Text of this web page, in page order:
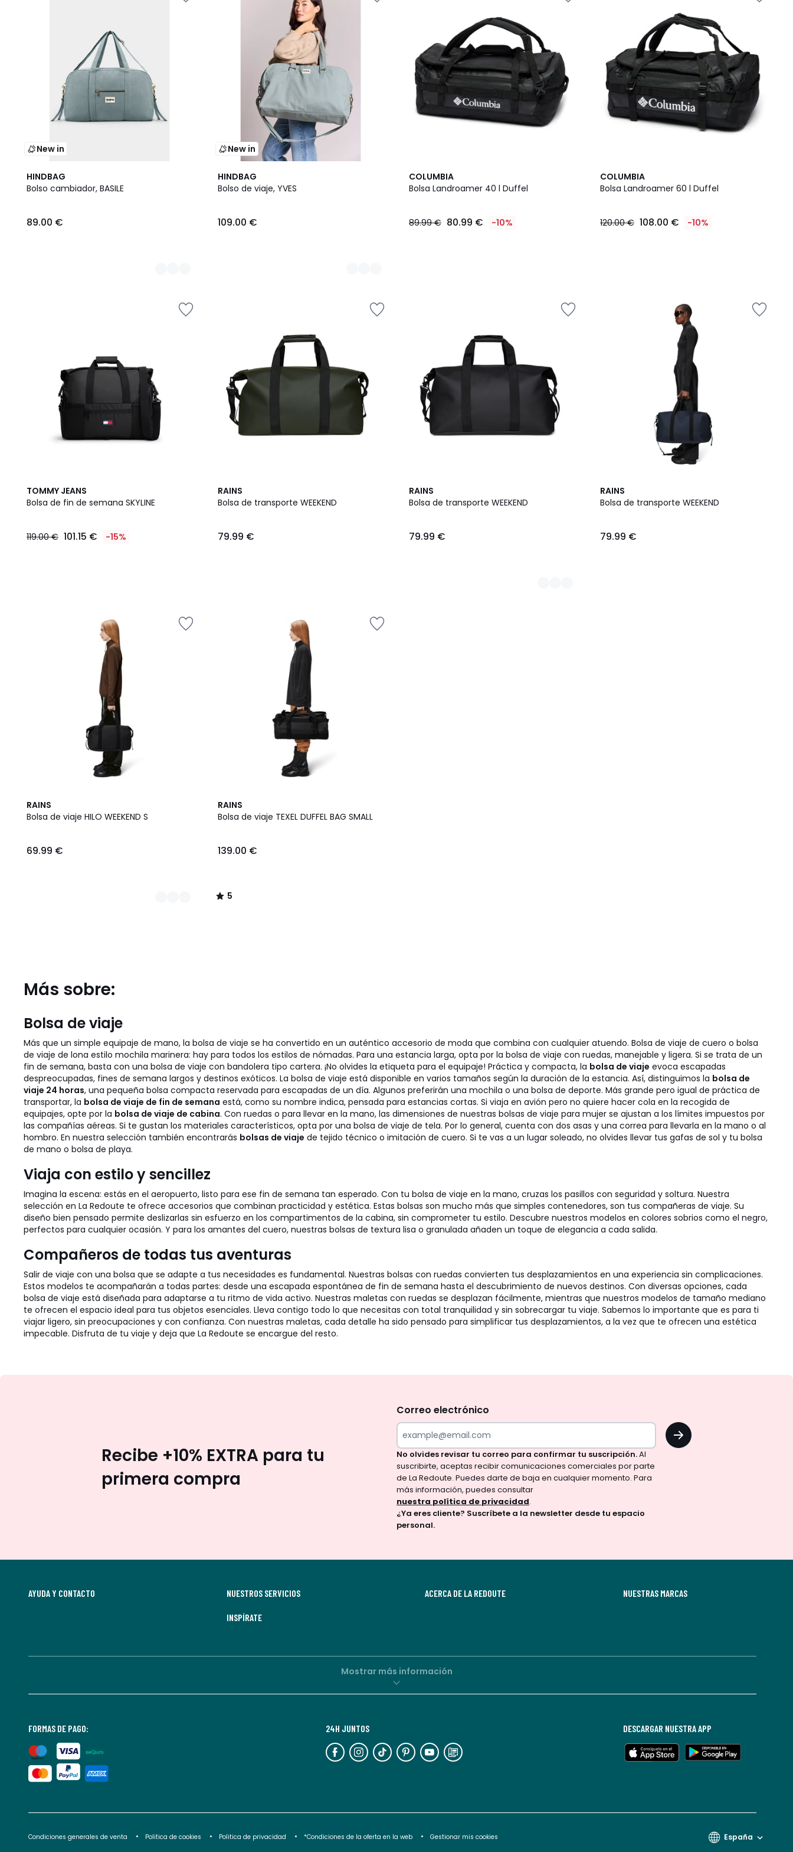
New in
HINDBAG
Bolso cambiador, BASILE
€.
89.00 €
2
Colores
New in
HINDBAG
Bolso de viaje, YVES
109.00 €
2
Colores
COLUMBIA
Bolsa Landroamer 40 l Duffel
89.99 € 80.99 € -10%
COLUMBIA
Bolsa Landroamer 60 l Duffel
120.00 € 108.00 € -10%
TOMMY JEANS
Bolsa de fin de semana SKYLINE
119.00 € 101.15 € -15%
RAINS
Bolsa de transporte WEEKEND
79.99 €
RAINS
Bolsa de transporte WEEKEND
79.99 €
2
Colores
RAINS
Bolsa de transporte WEEKEND
79.99 €
RAINS
Bolsa de viaje HILO WEEKEND S
69.99 €
3
Colores
RAINS
Bolsa de viaje TEXEL DUFFEL BAG SMALL
139.00 €
5
/
5
/
Más sobre:
Bolsa de viaje
Más que un simple equipaje de mano, la bolsa de viaje se ha convertido en un auténtico accesorio de moda que combina con cualquier atuendo. Bolsa de viaje de cuero o bolsa
de viaje de lona estilo mochila marinera: hay para todos los estilos de nómadas. Para una estancia larga, opta por la bolsa de viaje con ruedas, manejable y ligera. Si se trata de un
fin de semana, basta con una bolsa de viaje con bandolera tipo cartera. ¡No olvides la etiqueta para el equipaje! Práctica y compacta, la bolsa de viaje evoca escapadas
despreocupadas, fines de semana largos y destinos exóticos. La bolsa de viaje está disponible en varios tamaños según la duración de la estancia. Así, distinguimos la bolsa de
viaje 24 horas, una pequeña bolsa compacta reservada para escapadas de un día. Algunos preferirán una mochila o una bolsa de deporte. Más grande pero igual de práctica de
transportar, la bolsa de viaje de fin de semana está, como su nombre indica, pensada para estancias cortas. Si viaja en avión pero no quiere hacer cola en la recogida de
equipajes, opte por la bolsa de viaje de cabina. Con ruedas o para llevar en la mano, las dimensiones de nuestras bolsas de viaje para mujer se ajustan a los límites impuestos por
las compañías aéreas. Si te gustan los materiales característicos, opta por una bolsa de viaje de tela. Por lo general, cuenta con dos asas y una correa para llevarla en la mano o al
hombro. En nuestra selección también encontrarás bolsas de viaje de tejido técnico o imitación de cuero. Si te vas a un lugar soleado, no olvides llevar tus gafas de sol y tu bolsa
de mano o bolsa de playa.
Viaja con estilo y sencillez
Imagina la escena: estás en el aeropuerto, listo para ese fin de semana tan esperado. Con tu bolsa de viaje en la mano, cruzas los pasillos con seguridad y soltura. Nuestra
selección en La Redoute te ofrece accesorios que combinan practicidad y estética. Estas bolsas son mucho más que simples contenedores, son tus compañeras de viaje. Su
diseño bien pensado permite deslizarlas sin esfuerzo en los compartimentos de la cabina, sin comprometer tu estilo. Descubre nuestros modelos en colores sobrios como el negro,
perfectos para cualquier ocasión. Y para los amantes del cuero, nuestras bolsas de textura lisa o granulada añaden un toque de elegancia a cada salida.
Compañeros de todas tus aventuras
Salir de viaje con una bolsa que se adapte a tus necesidades es fundamental. Nuestras bolsas con ruedas convierten tus desplazamientos en una experiencia sin complicaciones.
Estos modelos te acompañarán a todas partes: desde una escapada espontánea de fin de semana hasta el descubrimiento de nuevos destinos. Con diversas opciones, cada
bolsa de viaje está diseñada para adaptarse a tu ritmo de vida activo. Nuestras maletas con ruedas se desplazan fácilmente, mientras que nuestros modelos de tamaño mediano
te ofrecen el espacio ideal para tus objetos esenciales. Lleva contigo todo lo que necesitas con total tranquilidad y sin sobrecargar tu viaje. Sabemos lo importante que es para ti
viajar ligero, sin preocupaciones y con confianza. Con nuestras maletas, cada detalle ha sido pensado para simplificar tus desplazamientos, a la vez que te ofrecen una estética
impecable. Disfruta de tu viaje y deja que La Redoute se encargue del resto.
olvides
revisar
tu
correo
para
confirmar
tu
suscripción.
Al
aceptas
comunicaciones
parte
de
La
de
baja
momento.
más
Recibe +10% EXTRA para tu
primera compra
Correo electrónico
OK
No olvides revisar tu correo para confirmar tu suscripción.Al
suscribirte, aceptas recibir comunicaciones comerciales por parte
de La Redoute. Puedes darte de baja en cualquier momento. Para
más información, puedes consultar
nuestra política de privacidad.
¿Ya eres cliente? Suscríbete a la newsletter desde tu espacio
personal.
AYUDA Y CONTACTO NUESTROS SERVICIOS
INSPÍRATE
ACERCA DE LA REDOUTE NUESTRAS MARCAS
Mostrar más información
FORMAS DE PAGO: 24H JUNTOS DESCARGAR NUESTRA APP
Condiciones generales de venta Politica de cookies Politica de privacidad *Condiciones de la oferta en la web Gestionar mis cookies España